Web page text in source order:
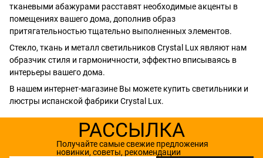
тканевыми абажурами расставят необходимые акценты в
помещениях вашего дома, дополнив образ
притягательностью тщательно выполненных элементов.
Стекло, ткань и металл светильников Crystal Lux являют нам
образчик стиля и гармоничности, эффектно вписываясь в
интерьеры вашего дома.
В нашем интернет-магазине Вы можете купить светильники и
люстры испанской фабрики Crystal Lux.
РАССЫЛКА
Получайте самые свежие предложения
новинки, советы, рекомендации